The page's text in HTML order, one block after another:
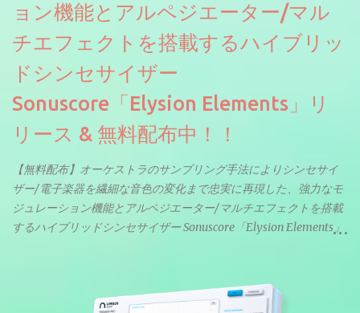
ョン機能とアルペジエーター/マル
チエフェクトを搭載するハイブリッ
ドシンセサイザー
Sonuscore「Elysion Elements」リ
リース & 無料配布中！！
【無料配布】オーケストラのサンプリング手法によりシンセサイ
ザー/電子楽器を繊細な音色の変化まで忠実に再現した、強力なモ
ジュレーション機能とアルペジエーター/マルチエフェクトを搭載
するハイブリッドシンセサイザー Sonuscore「Elysion Elements」
えるようになっています。総容量も7GBを超えます。複数の設定に
より音色が作りこまれているため、あらかじめアルペジオがプロ